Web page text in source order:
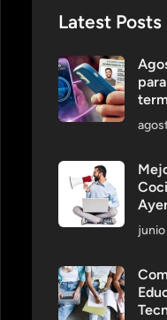
Latest Posts